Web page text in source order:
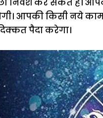
निवेश कर सकते हैं।
आपकी किसी नये
पैदा करेगा।